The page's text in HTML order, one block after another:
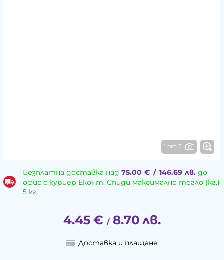
1 от 2
Безплатна доставка над 75.00 € / 146.69 лв.до
офис с куриер Еконт, Спиди максимално тегло (кг.)
5 кг.
4.45 € / 8.70 лв.
Доставка и плащане